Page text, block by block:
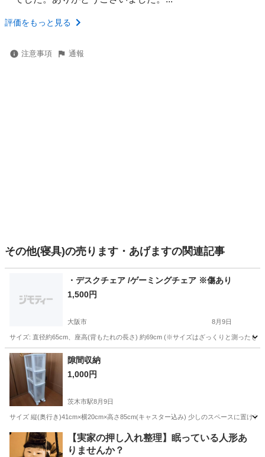
評価をもっと見る
注意事項 通報
その他(寝具)の売ります・あげますの関連記事
・デスクチェア /ゲーミングチェア ※傷あり
1,500円
大阪市 8月9日
サイズ: 直径約65cm、座高(背もたれの長さ) 約69cm (※サイズはざっくりと測ったも
大阪 大阪市 オフィス用家具
隙間収納
1,000円
茨木市駅8月9日
サイズ 縦(奥行き)41cm×横20cm×高さ85cm(キャスター込み) 少しのスペースに置ける
大阪 茨木市 茨木市駅 収納家具
【実家の押し入れ整理】眠っている人形あ
りませんか？